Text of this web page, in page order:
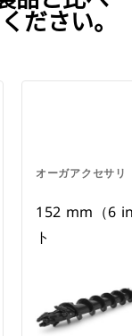
ださい。
オーガアクセサリ
152 mm（6
ト